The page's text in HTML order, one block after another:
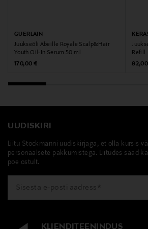
GUERLAIN
Juukseõli Abeille Royale Scalp&Hair
Youth Oil-In Serum 50 ml
Original Price
170,00 €
Refill
UUDISKIRI
Liitu Stockmanni uudiskirjaga, et olla kursis
personaalsete pakkumistega. Liitudes saad
poe ostult.
KLIENDITEENINDUS